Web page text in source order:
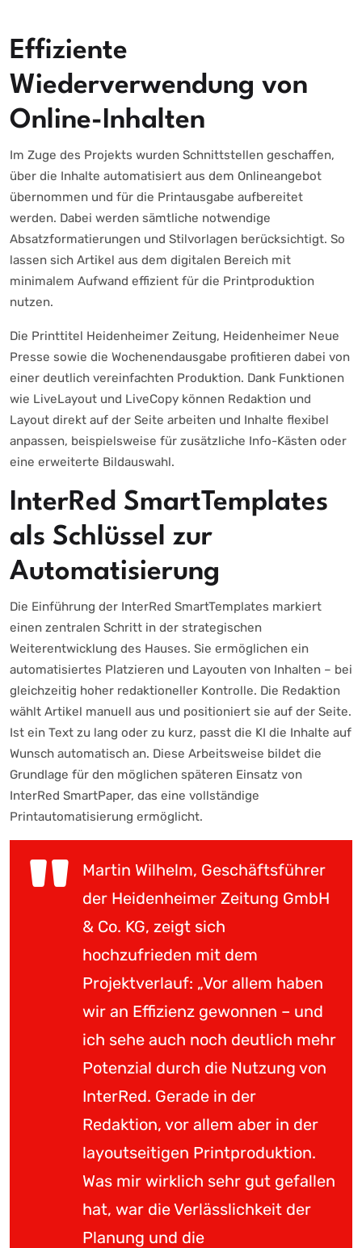
Effiziente
Wiederverwendung von
Online-Inhalten
Im Zuge des Projekts wurden Schnittstellen geschaffen,
über die Inhalte automatisiert aus dem Onlineangebot
übernommen und für die Printausgabe aufbereitet
werden. Dabei werden sämtliche notwendige
Absatzformatierungen und Stilvorlagen berücksichtigt. So
lassen sich Artikel aus dem digitalen Bereich mit
minimalem Aufwand effizient für die Printproduktion
nutzen.
Die Printtitel Heidenheimer Zeitung, Heidenheimer Neue
Presse sowie die Wochenendausgabe profitieren dabei von
einer deutlich vereinfachten Produktion. Dank Funktionen
wie LiveLayout und LiveCopy können Redaktion und
Layout direkt auf der Seite arbeiten und Inhalte flexibel
anpassen, beispielsweise für zusätzliche Info-Kästen oder
eine erweiterte Bildauswahl.
InterRed SmartTemplates
als Schlüssel zur
Automatisierung
Die Einführung der InterRed SmartTemplates markiert
einen zentralen Schritt in der strategischen
Weiterentwicklung des Hauses. Sie ermöglichen ein
automatisiertes Platzieren und Layouten von Inhalten – bei
gleichzeitig hoher redaktioneller Kontrolle. Die Redaktion
wählt Artikel manuell aus und positioniert sie auf der Seite.
Ist ein Text zu lang oder zu kurz, passt die KI die Inhalte auf
Wunsch automatisch an. Diese Arbeitsweise bildet die
Grundlage für den möglichen späteren Einsatz von
InterRed SmartPaper, das eine vollständige
Printautomatisierung ermöglicht.
Martin Wilhelm, Geschäftsführer
der Heidenheimer Zeitung GmbH
& Co. KG, zeigt sich
hochzufrieden mit dem
Projektverlauf: „Vor allem haben
wir an Effizienz gewonnen – und
ich sehe auch noch deutlich mehr
Potenzial durch die Nutzung von
InterRed. Gerade in der
Redaktion, vor allem aber in der
layoutseitigen Printproduktion.
Was mir wirklich sehr gut gefallen
hat, war die Verlässlichkeit der
Planung und die